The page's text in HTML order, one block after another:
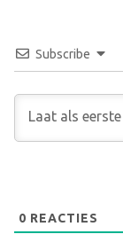
Subscribe
0 REACTIES